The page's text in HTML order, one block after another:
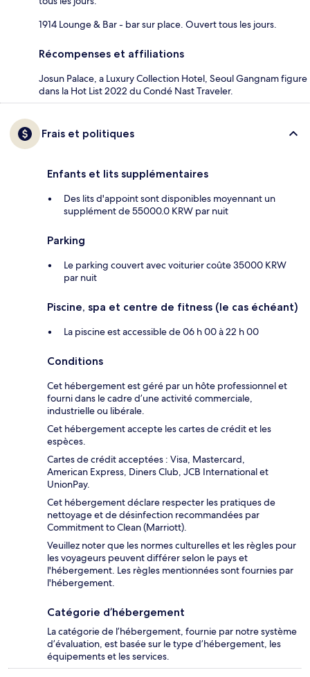
1914 Lounge & Bar - bar sur place. Ouvert tous les jours.
Récompenses et affiliations
Josun Palace, a Luxury Collection Hotel, Seoul Gangnam figure
dans la Hot List 2022 du Condé Nast Traveler.
Frais et politiques
Enfants et lits supplémentaires
Des lits d'appoint sont disponibles moyennant un
supplément de 55000.0 KRW par nuit
Parking
Le parking couvert avec voiturier coûte 35000 KRW
par nuit
Piscine, spa et centre de fitness (le cas échéant)
La piscine est accessible de 06 h 00 à 22 h 00
Conditions
Cet hébergement est géré par un hôte professionnel et
fourni dans le cadre d’une activité commerciale,
industrielle ou libérale.
Cet hébergement accepte les cartes de crédit et les
espèces.
Cartes de crédit acceptées : Visa, Mastercard,
American Express, Diners Club, JCB International et
UnionPay.
Cet hébergement déclare respecter les pratiques de
nettoyage et de désinfection recommandées par
Commitment to Clean (Marriott).
Veuillez noter que les normes culturelles et les règles pour
les voyageurs peuvent différer selon le pays et
l'hébergement. Les règles mentionnées sont fournies par
l'hébergement.
Catégorie d’hébergement
La catégorie de l’hébergement, fournie par notre système
d’évaluation, est basée sur le type d’hébergement, les
équipements et les services.